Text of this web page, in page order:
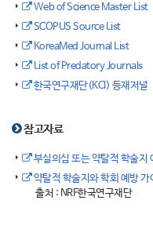
Web of Science Master List
SCOPUS Source List
KoreaMed Journal List
List of Predatory Journals
한국연구재단(KCI) 등재저널
참고자료
부실의심 또는 약탈적 학술지
약탈적 학술지와 학회 예방 가
출처 : NRF한국연구재단